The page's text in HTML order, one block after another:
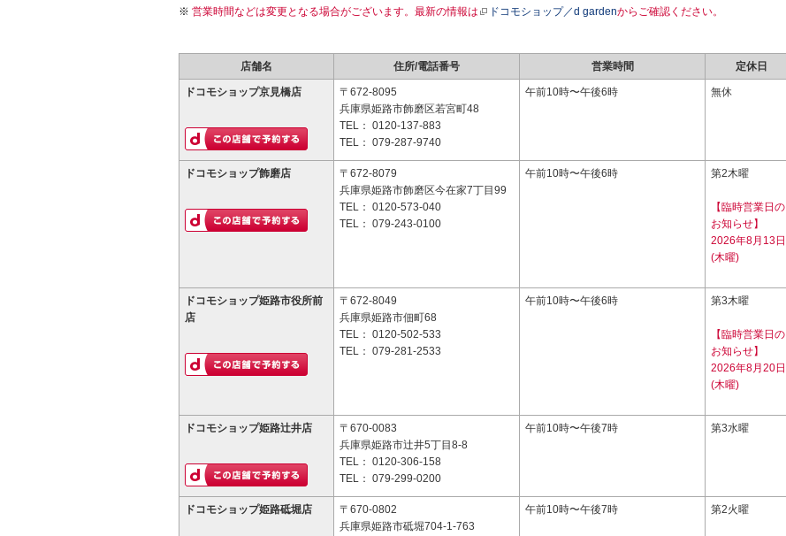
営業時間などは変更となる場合がございます。最新の情報は ドコモショップ／d gardenからご確認ください。
店舗名 住所/電話番号 営業時間 定休日
ドコモショップ京見橋店
〒672-8095
兵庫県姫路市飾磨区若宮町48
TEL： 0120-137-883
TEL： 079-287-9740
午前10時〜午後6時 無休
ドコモショップ飾磨店
〒672-8079
兵庫県姫路市飾磨区今在家7丁目99
TEL： 0120-573-040
TEL： 079-243-0100
午前10時〜午後6時 第2木曜
【臨時営業日の
お知らせ】
2026年8月13日
(木曜)
ドコモショップ姫路市役所前
店
〒672-8049
兵庫県姫路市佃町68
TEL： 0120-502-533
TEL： 079-281-2533
午前10時〜午後6時 第3木曜
【臨時営業日の
お知らせ】
2026年8月20日
(木曜)
ドコモショップ姫路辻井店
〒670-0083
兵庫県姫路市辻井5丁目8-8
TEL： 0120-306-158
TEL： 079-299-0200
午前10時〜午後7時 第3水曜
ドコモショップ姫路砥堀店
〒670-0802
兵庫県姫路市砥堀704-1-763
午前10時〜午後7時 第2火曜